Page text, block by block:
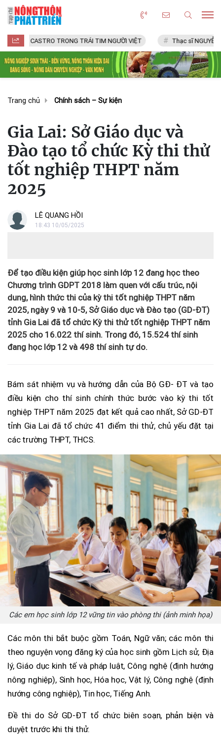
TRONG TRÁI TIM NGƯỜI VIỆT Thạc sĩ NGUYỄN VĂN CHÍ
Trang chủ Chính sách – Sự kiện
Gia Lai: Sở Giáo dục và
Đào tạo tổ chức Kỳ thi thử
tốt nghiệp THPT năm
2025
LÊ QUANG HỒI
18:43 10/05/2025
Để tạo điều kiện giúp học sinh lớp 12 đang học theo
Chương trình GDPT 2018 làm quen với cấu trúc, nội
dung, hình thức thi của kỳ thi tốt nghiệp THPT năm
2025, ngày 9 và 10-5, Sở Giáo dục và Đào tạo (GD-ĐT)
tỉnh Gia Lai đã tổ chức Kỳ thi thử tốt nghiệp THPT năm
2025 cho 16.022 thí sinh. Trong đó, 15.524 thí sinh
đang học lớp 12 và 498 thí sinh tự do.
Bám sát nhiệm vụ và hướng dẫn của Bộ GĐ- ĐT và tạo
điều kiện cho thí sinh chính thức bước vào kỳ thi tốt
nghiệp THPT năm 2025 đạt kết quả cao nhất, Sở GD-ĐT
tỉnh Gia Lai đã tổ chức 41 điểm thi thử, chủ yếu đặt tại
các trường THPT, THCS.
Các em học sinh lớp 12 vững tin vào phòng thi (ảnh minh họa)
Các môn thi bắt buộc gồm Toán, Ngữ văn; các môn thi
theo nguyện vọng đăng ký của học sinh gồm Lịch sử, Địa
lý, Giáo dục kinh tế và pháp luật, Công nghệ (định hướng
nông nghiệp), Sinh học, Hóa học, Vật lý, Công nghệ (định
hướng công nghiệp), Tin học, Tiếng Anh.
Đề thi do Sở GD-ĐT tổ chức biên soạn, phản biện và
duyệt trước khi thi thử.